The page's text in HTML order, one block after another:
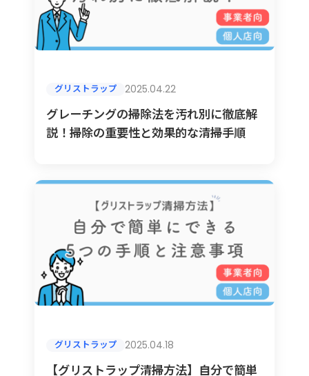
グリストラップ 2025.04.22
グレーチングの掃除法を汚れ別に徹底解
説！掃除の重要性と効果的な清掃手順
グリストラップ 2025.04.18
【グリストラップ清掃方法】自分で簡単